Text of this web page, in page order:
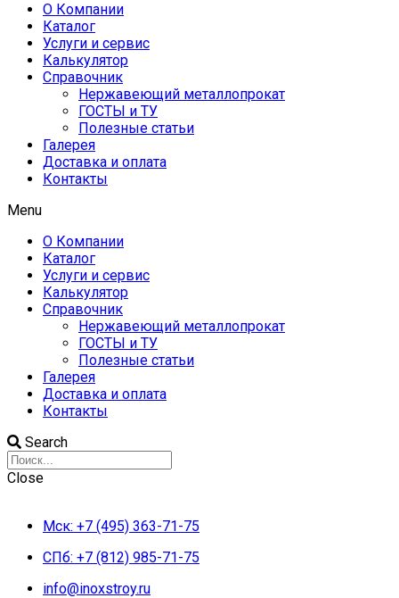
О Компании
Каталог
Услуги и сервис
Калькулятор
Справочник
Нержавеющий металлопрокат
ГОСТЫ и ТУ
Полезные статьи
Галерея
Доставка и оплата
Контакты
Menu
О Компании
Каталог
Услуги и сервис
Калькулятор
Справочник
Нержавеющий металлопрокат
ГОСТЫ и ТУ
Полезные статьи
Галерея
Доставка и оплата
Контакты
Search
Close
Мск: +7 (495) 363-71-75
СПб: +7 (812) 985-71-75
info@inoxstroy.ru